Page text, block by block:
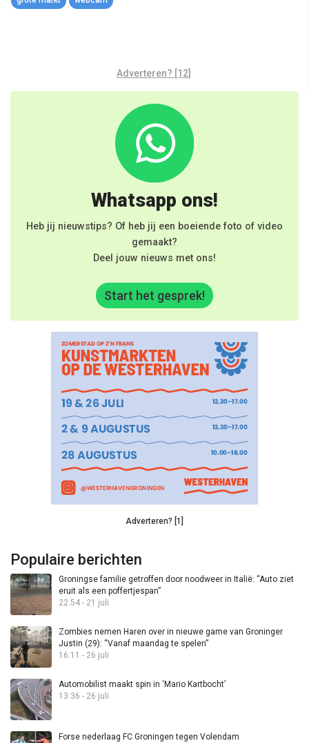
Adverteren? [12]
Whatsapp ons!
Heb jij nieuwstips? Of heb jij een boeiende foto of video
gemaakt?
Deel jouw nieuws met ons!
Start het gesprek!
Adverteren? [1]
Populaire berichten
Groningse familie getroffen door noodweer in Italië: “Auto ziet
eruit als een poffertjespan”
22:54 - 21 juli
Zombies nemen Haren over in nieuwe game van Groninger
Justin (29): “Vanaf maandag te spelen”
16:11 - 26 juli
Automobilist maakt spin in ‘Mario Kartbocht’
13:36 - 26 juli
Forse nederlaag FC Groningen tegen Volendam